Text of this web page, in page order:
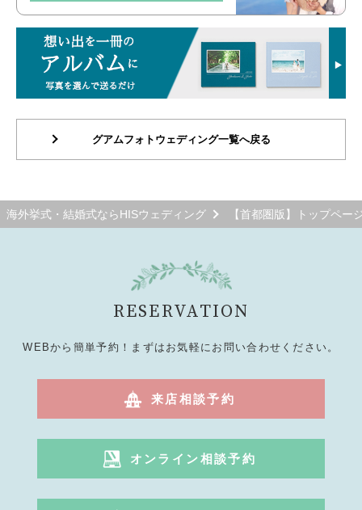
グアムフォトウェディング一覧へ戻る
海外挙式・結婚式ならHISウェディング 【首都圏版】トップペー
RESERVATION
WEBから簡単予約！まずはお気軽にお問い合わせください。
来店相談予約
オンライン相談予約